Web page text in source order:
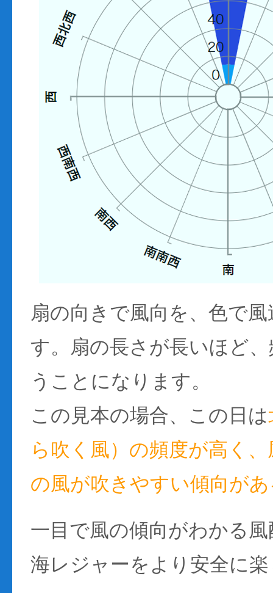
扇の向きで風向を、色で
す。扇の長さが長いほど
うことになります。
この見本の場合、この日は
ら吹く風）の頻度が高く
の風が吹きやすい傾向が
一目で風の傾向がわかる
海レジャーをより安全に